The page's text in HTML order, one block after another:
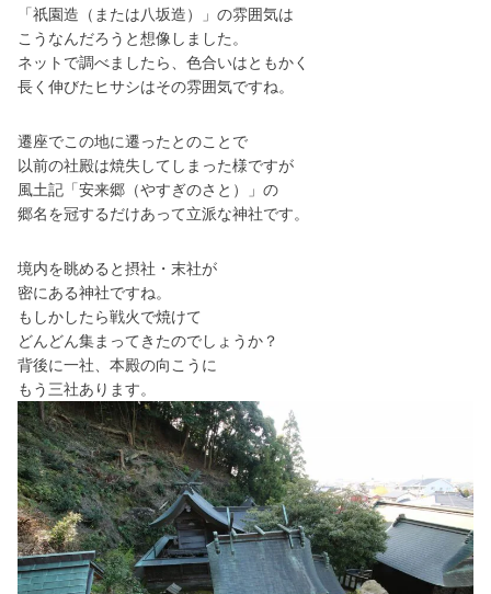
「祇園造（または八坂造）」の雰囲気は
こうなんだろうと想像しました。
ネットで調べましたら、色合いはともかく
長く伸びたヒサシはその雰囲気ですね。
遷座でこの地に遷ったとのことで
以前の社殿は焼失してしまった様ですが
風土記「安来郷（やすぎのさと）」の
郷名を冠するだけあって立派な神社です。
境内を眺めると摂社・末社が
密にある神社ですね。
もしかしたら戦火で焼けて
どんどん集まってきたのでしょうか？
背後に一社、本殿の向こうに
もう三社あります。